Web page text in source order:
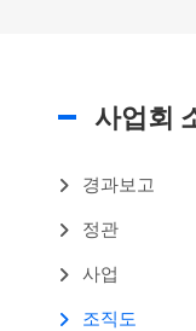
사업회
경과보고
정관
사업
조직도